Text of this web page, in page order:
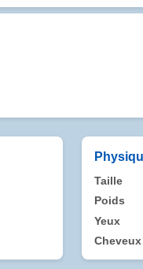
Taille
Poids
Yeux
Cheveux